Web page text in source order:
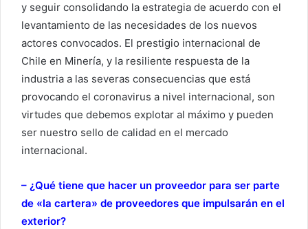
y seguir consolidando la estrategia de acuerdo con el
levantamiento de las necesidades de los nuevos
actores convocados. El prestigio internacional de
Chile en Minería, y la resiliente respuesta de la
industria a las severas consecuencias que está
provocando el coronavirus a nivel internacional, son
virtudes que debemos explotar al máximo y pueden
ser nuestro sello de calidad en el mercado
internacional.
– ¿Qué tiene que hacer un proveedor para ser parte
de «la cartera» de proveedores que impulsarán en el
exterior?